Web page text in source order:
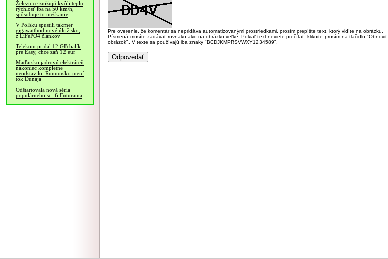
Železnice znižujú kvôli teplu
rýchlosť iba na 50 km/h,
spôsobuje to meškanie
V Poľsku spustili takmer
gigawatthodinové úložisko,
z LiFePO4 článkov
Telekom pridal 12 GB balík
pre Easy, chce zaň 12 eur
Maďarsko jadrovú elektráreň
nakoniec kompletne
neodstavilo, Rumunsko mení
tok Dunaja
Odštartovala nová séria
populárneho sci-fi Futurama
Pre overenie, že komentár sa nepridáva automatizovanými prostriedkami, prosím prepíšte text, ktorý vidíte na obrázku.
Písmená musíte zadávať rovnako ako na obrázku veľké. Pokiaľ text neviete prečítať, kliknite prosím na tlačidlo "Obnoviť
obrázok". V texte sa používajú iba znaky "BCDJKMPRSVWXY1234589".